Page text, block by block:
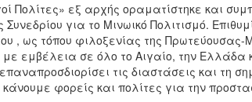
Πολίτες» εξ αρχής οραματίστηκε και
για το Μινωικό Πολιτισμό.
, ως τόπου φιλοξενίας της Πρωτεύουσας-
εμβέλεια σε όλο το Αιγαίο, την Ελλάδα
τις διαστάσεις και τη
φορείς και πολίτες για την